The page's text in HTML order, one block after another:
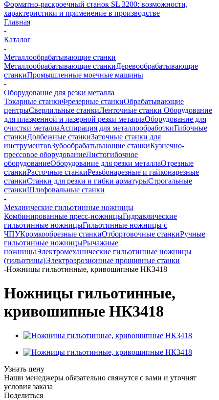
Форматно-раскроечный станок SL 3200: возможности,
характеристики и применение в производстве
Главная
-
Каталог
-
Металлообрабатывающие станки
Металлообрабатывающие станкиДеревообрабатывающие
станкиПромышленные моечные машины
-
Оборудование для резки металла
Токарные станкиФрезерные станкиОбрабатывающие
центрыСверлильные станкиЛенточные станки Оборудование
для плазменной и лазерной резки металлаОборудование для
очистки металлаАспирация для металлообработкиГибочные
станкиДолбежные станкиЗаточные станки для
инструментовЗубообрабатывающие станкиКузнечно-
прессовое оборудованиеЛистогибочное
оборудованиеОборудование для резки металлаОтрезные
станкиРасточные станкиРезьбонарезные и гайконарезные
станкиСтанки для резки и гибки арматурыСтрогальные
станкиШлифовальные станки
-
Механические гильотинные ножницы
Комбинированные пресс-ножницыГидравлические
гильотинные ножницыГильотинные ножницы с
ЧПУКромкообрезные станкиОтбортовочные станкиРучные
гильотинные ножницыРычажные
ножницыЭлектромеханические гильотинные ножницы
(гильотины)Электроэрозионные прошивные станки
-Ножницы гильотинные, кривошипные НК3418
Ножницы гильотинные,
кривошипные НК3418
Узнать цену
Наши менеджеры обязательно свяжутся с вами и уточнят
условия заказа
Поделиться